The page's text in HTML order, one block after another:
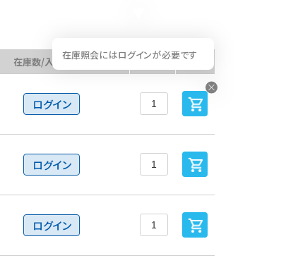
在庫数/入荷予定日
在庫照会にはログインが必要です
数量 カート
ログイン
ログイン
ログイン